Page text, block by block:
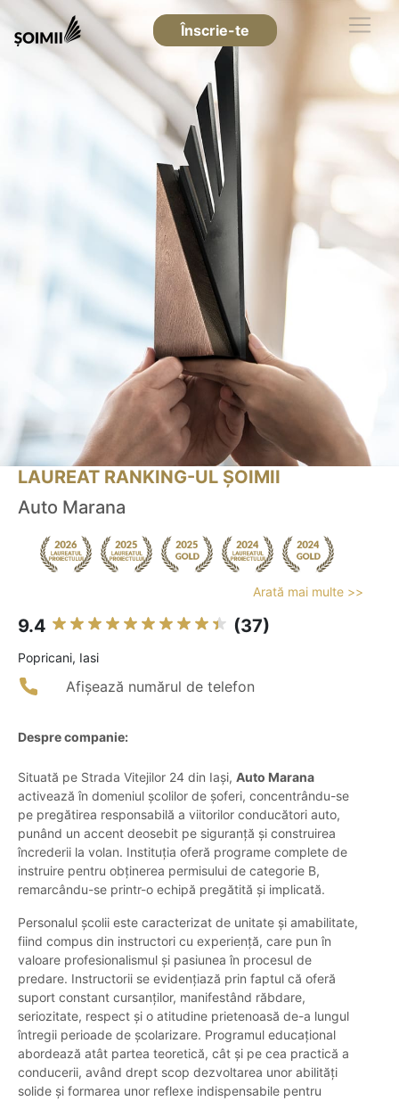
Înscrie-te
LAUREAT RANKING-UL ȘOIMII
Auto Marana
Arată mai multe >>
9.4 (37)
Popricani, Iasi
Afișează numărul de telefon
Despre companie:
Situată pe Strada Vitejilor 24 din Iași, Auto Marana
activează în domeniul școlilor de șoferi, concentrându-se
pe pregătirea responsabilă a viitorilor conducători auto,
punând un accent deosebit pe siguranță și construirea
încrederii la volan. Instituția oferă programe complete de
instruire pentru obținerea permisului de categorie B,
remarcându-se printr-o echipă pregătită și implicată.
Personalul școlii este caracterizat de unitate și amabilitate,
fiind compus din instructori cu experiență, care pun în
valoare profesionalismul și pasiunea în procesul de
predare. Instructorii se evidențiază prin faptul că oferă
suport constant cursanților, manifestând răbdare,
seriozitate, respect și o atitudine prietenoasă de-a lungul
întregii perioade de școlarizare. Programul educațional
abordează atât partea teoretică, cât și pe cea practică a
conducerii, având drept scop dezvoltarea unor abilități
solide și formarea unor reflexe indispensabile pentru